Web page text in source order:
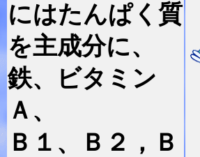
にはたんぱく質
を主成分に、
鉄、ビタミン
Ａ、
Ｂ１、Ｂ２，Ｂ